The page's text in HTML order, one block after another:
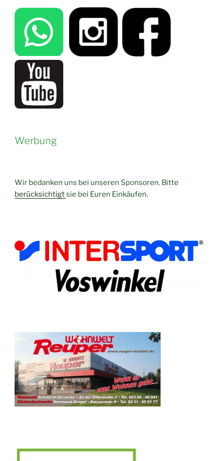
Werbung
Wir bedanken uns bei unseren Sponsoren. Bitte
berücksichtigtsie bei Euren Einkäufen.